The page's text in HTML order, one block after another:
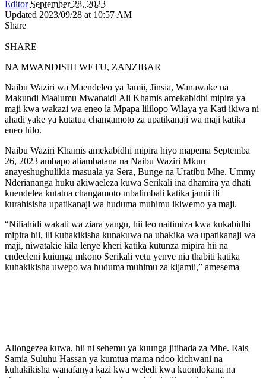
Editor September 28, 2023
Updated 2023/09/28 at 10:57 AM
Share
SHARE
NA MWANDISHI WETU, ZANZIBAR
Naibu Waziri wa Maendeleo ya Jamii, Jinsia, Wanawake na
Makundi Maalumu Mwanaidi Ali Khamis amekabidhi mipira ya
maji kwa wakazi wa eneo la Mpapa lililopo Wilaya ya Kati ikiwa ni
ahadi yake ya kutatua changamoto za upatikanaji wa maji katika
eneo hilo.
Naibu Waziri Khamis amekabidhi mipira hiyo mapema Septemba
26, 2023 ambapo aliambatana na Naibu Waziri Mkuu
anayeshughulikia masuala ya Sera, Bunge na Uratibu Mhe. Ummy
Nderiananga huku akiwaeleza kuwa Serikali ina dhamira ya dhati
kuendelea kutatua changamoto mbalimbali katika jamii ili
kurahisisha upatikanaji wa huduma muhimu ikiwemo ya maji.
“Niliahidi wakati wa ziara yangu, hii leo naitimiza kwa kukabidhi
mipira hii, ili kuhakikisha kunakuwa na uhakika wa upatikanaji wa
maji, niwatakie kila lenye kheri katika kutunza mipira hii na
endeeleni kuiunga mkono Serikali yetu yenye nia thabiti katika
kuhakikisha uwepo wa huduma muhimu za kijamii,” amesema
Aliongezea kuwa, hii ni sehemu ya kuunga jitihada za Mhe. Rais
Samia Suluhu Hassan ya kumtua mama ndoo kichwani na
kuhakikisha wanafanya kazi kwa weledi kwa kuondokana na